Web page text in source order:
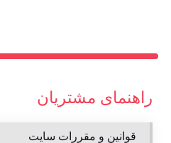
راهنمای مشتریان
قوانین و مقررات سایت